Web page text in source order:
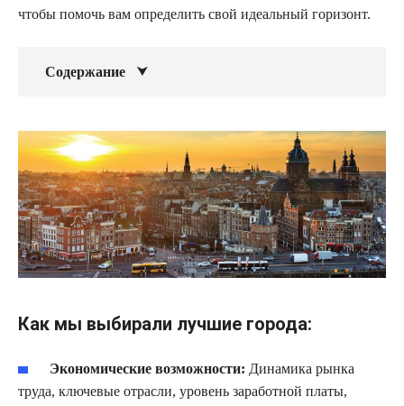
чтобы помочь вам определить свой идеальный горизонт.
Содержание
Как мы выбирали лучшие города:
Экономические возможности: Динамика рынка
труда, ключевые отрасли, уровень заработной платы,